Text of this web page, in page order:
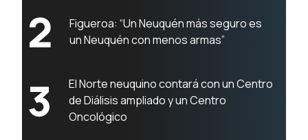
2
Figueroa: “Un Neuquén más seguro es
un Neuquén con menos armas”
3
El Norte neuquino contará con un Centro
de Diálisis ampliado y un Centro
Oncológico